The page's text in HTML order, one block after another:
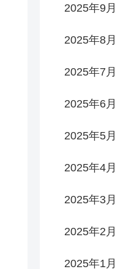
2025年9月
2025年8月
2025年7月
2025年6月
2025年5月
2025年4月
2025年3月
2025年2月
2025年1月